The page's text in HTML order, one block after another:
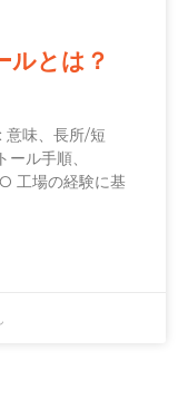
ルとは？
意味、長所/短
ル手順、
工場の経験に基